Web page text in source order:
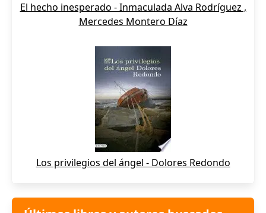
El hecho inesperado - Inmaculada Alva Rodríguez ,
Mercedes Montero Díaz
Los privilegios del ángel - Dolores Redondo